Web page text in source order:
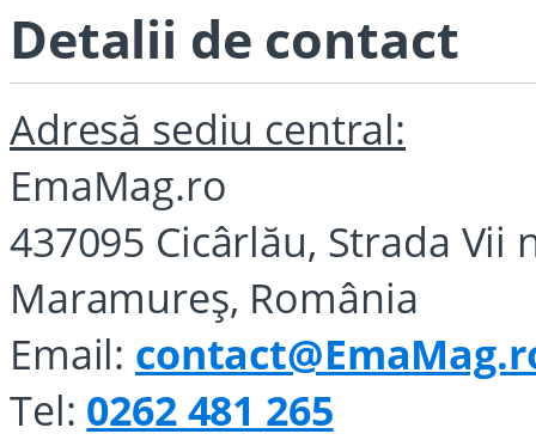
Detalii de contact
Adresă sediu central:
EmaMag.ro
437095 Cicârlău, Strada Vii
Maramureş, România
Email:
Tel: 0262 481 265